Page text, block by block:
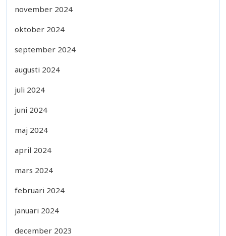
november 2024
oktober 2024
september 2024
augusti 2024
juli 2024
juni 2024
maj 2024
april 2024
mars 2024
februari 2024
januari 2024
december 2023